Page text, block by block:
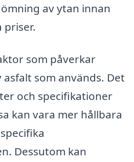
av ytan innan
som påverkar
som används. Det
och specifikationer
kan vara mer hållbara
Dessutom kan